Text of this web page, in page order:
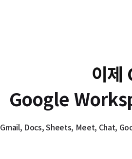
이제
Google
Gmail, Docs, Sheets, Meet, Chat,